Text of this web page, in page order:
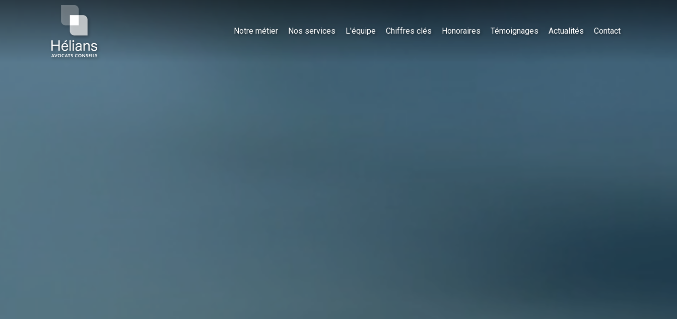
Notre métier Nos services L'équipe Chiffres clés Honoraires Témoignages Actualités Contact